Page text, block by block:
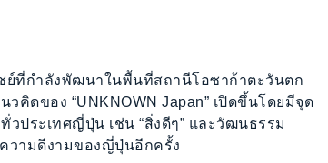
ย์ที่กําลังพัฒนาในพื้นที่สถานีโอซาก้าตะวันตก
คิดของ “UNKNOWN Japan” เปิดขึ้นโดยมีจุด
วประเทศญี่ปุ่น เช่น “สิ่งดีๆ” และวัฒนธรรม
วามดีงามของญี่ปุ่นอีกครั้ง